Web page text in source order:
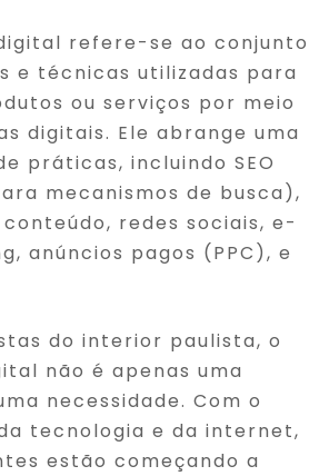
refere-se ao conjunto
e técnicas utilizadas para
ou serviços por meio
digitais. Ele abrange uma
práticas, incluindo SEO
mecanismos de busca),
redes sociais, e-
anúncios pagos (PPC), e
do interior paulista, o
não é apenas uma
necessidade. Com o
tecnologia e da internet,
estão começando a